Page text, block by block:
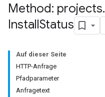
Method: projects.
InstallStatus
Auf dieser Seite
HTTP-Anfrage
Pfadparameter
Anfragetext